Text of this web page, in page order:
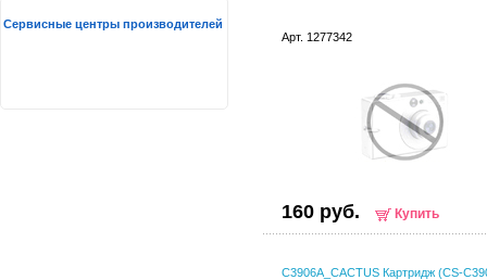
Арт. 1277342
160 руб. Купить
C3906A_CACTUS Картридж (CS-
Сервисные центры производителей